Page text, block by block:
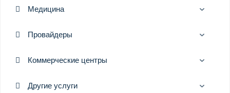
Медицина
Провайдеры
Коммерческие центры
Другие услуги